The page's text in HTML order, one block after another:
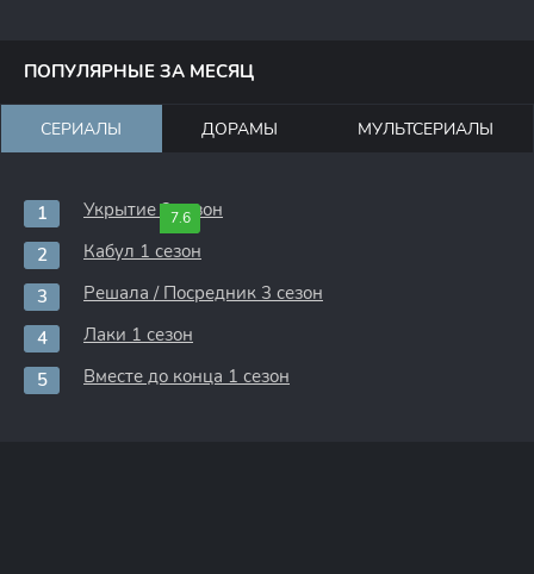
ПОПУЛЯРНЫЕ ЗА МЕСЯЦ
СЕРИАЛЫ ДОРАМЫ МУЛЬТСЕРИАЛЫ
7.6
Укрытие 3 сезон
Кабул 1 сезон
Решала / Посредник 3 сезон
Лаки 1 сезон
Вместе до конца 1 сезон